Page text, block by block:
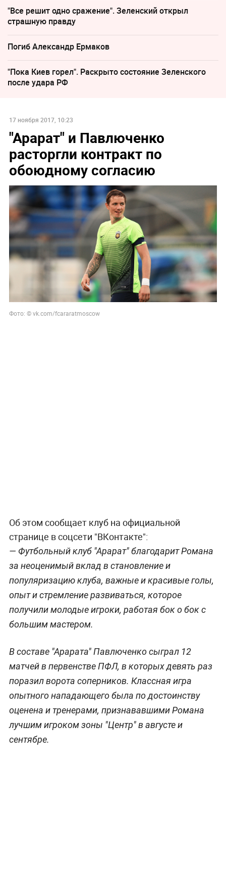
"Все решит одно сражение". Зеленский открыл
страшную правду
Погиб Александр Ермаков
"Пока Киев горел". Раскрыто состояние Зеленского
после удара РФ
17 ноября 2017, 10:23
"Арарат" и Павлюченко
расторгли контракт по
обоюдному согласию
Фото: © vk.com/fcararatmoscow
Об этом сообщает клуб на официальной
странице в соцсети "ВКонтакте":
— Футбольный клуб "Арарат" благодарит Романа
за неоценимый вклад в становление и
популяризацию клуба, важные и красивые голы,
опыт и стремление развиваться, которое
получили молодые игроки, работая бок о бок с
большим мастером.
В составе "Арарата" Павлюченко сыграл 12
матчей в первенстве ПФЛ, в которых девять раз
поразил ворота соперников. Классная игра
опытного нападающего была по достоинству
оценена и тренерами, признававшими Романа
лучшим игроком зоны "Центр" в августе и
сентябре.